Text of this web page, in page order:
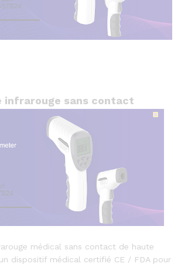
infrarouge sans contact
médical sans contact de haute
dispositif médical certifié CE / FDA pour